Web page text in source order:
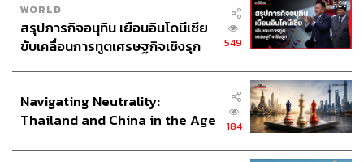
WORLD
สรุปภารกิจอนุทิน เยือนอินโดนีเซีย
ขับเคลื่อนการทูตเศรษฐกิจเชิงรุก
549
Navigating Neutrality:
Thailand and China in the Age
184